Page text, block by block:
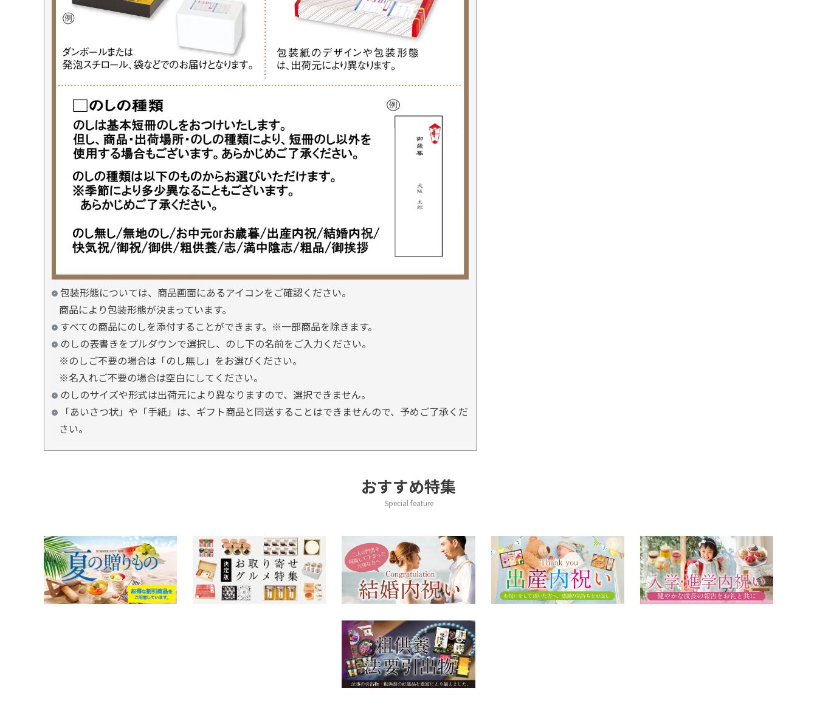
包装形態については、商品画面にあるアイコンをご確認ください。
商品により包装形態が決まっています。
すべての商品にのしを添付することができます。※一部商品を除きます。
のしの表書きをプルダウンで選択し、のし下の名前をご入力ください。
※のしご不要の場合は「のし無し」をお選びください。
※名入れご不要の場合は空白にしてください。
のしのサイズや形式は出荷元により異なりますので、選択できません。
「あいさつ状」や「手紙」は、ギフト商品と同送することはできませんので、予めご了承くだ
さい。
おすすめ特集
Special feature